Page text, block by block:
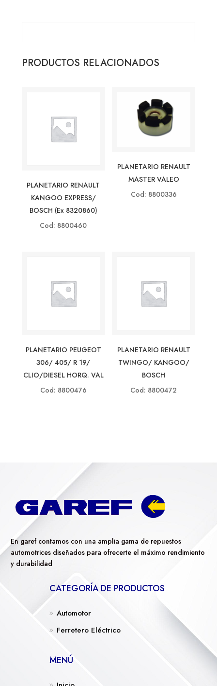
PRODUCTOS RELACIONADOS
PLANETARIO RENAULT
KANGOO EXPRESS/
BOSCH (ex 8320860)
Cod: 8800460
PLANETARIO RENAULT
MASTER VALEO
Cod: 8800336
PLANETARIO PEUGEOT
306/ 405/ R 19/
CLIO/DIESEL HORQ. VAL
Cod: 8800476
PLANETARIO RENAULT
TWINGO/ KANGOO/
BOSCH
Cod: 8800472
En garef contamos con una amplia gama de repuestos
automotrices diseñados para ofrecerte el máximo rendimiento
y durabilidad
CATEGORÍA DE PRODUCTOS
Automotor
Ferretero Eléctrico
MENÚ